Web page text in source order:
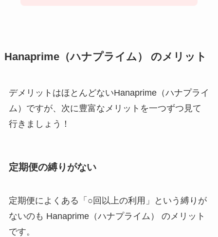
Hanaprime（ハナプライム） のメリット
デメリットはほとんどないHanaprime（ハナプライ
ム）ですが、次に豊富なメリットを一つずつ見て
行きましょう！
定期便の縛りがない
定期便によくある「○回以上の利用」という縛りが
ないのも Hanaprime（ハナプライム） のメリット
です。